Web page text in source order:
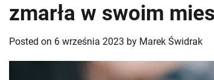
zmarła w swoim
Posted on 6 września 2023 by Marek Świdrak